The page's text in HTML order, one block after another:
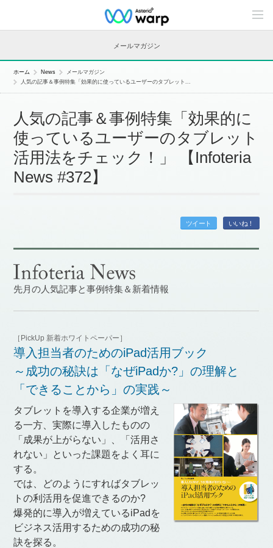
C
n
n
メールマガジン
ホーム News
メールマガジン
人気の記事＆事例特集「効果的に使っているユーザーのタブレット...
人気の記事＆事例特集「効果的に
使っているユーザーのタブレット
活用法をチェック！」 【Infoteria
News #372】
ツイート いいね！
先月の人気記事と事例特集＆新着情報
［PickUp 新着ホワイトペーパー］
導入担当者のためのiPad活用ブック
～成功の秘訣は「なぜiPadか?」の理解と
「できることから」の実践～
タブレットを導入する企業が増え
る一方、実際に導入したものの
「成果が上がらない」、「活用さ
れない」といった課題をよく耳に
する。
では、どのようにすればタブレッ
トの利活用を促進できるのか?
爆発的に導入が増えているiPadを
ビジネス活用するための成功の秘
訣を探る。